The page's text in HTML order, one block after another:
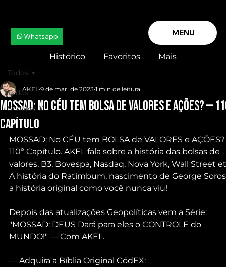
MENU
Whatsapp
Histórico Favoritos Mais
Todos
Snooker X
Todos
MOSSAD: No CÉU tem BOLSA de VALORES e AÇÕES? —
Capítulo
AKEL 9 de mar. de 2023 1 min de leitura
MOSSAD: No CÉU tem BOLSA de VALORES e
110º Capítulo. AKEL fala sobre a história das bolsas de
valores, B3, Bovespa, Nasdaq, Nova York, Wall Street
A história do Ratimbum, nascimento de George
a história original como você nunca viu!
Depois das atualizações Geopolíticas vem a Série:
"MOSSAD: DEUS Dará para eles o CONTROLE do
MUNDO!" — Com AKEL.
— Adquira a Bíblia Original CódEX: